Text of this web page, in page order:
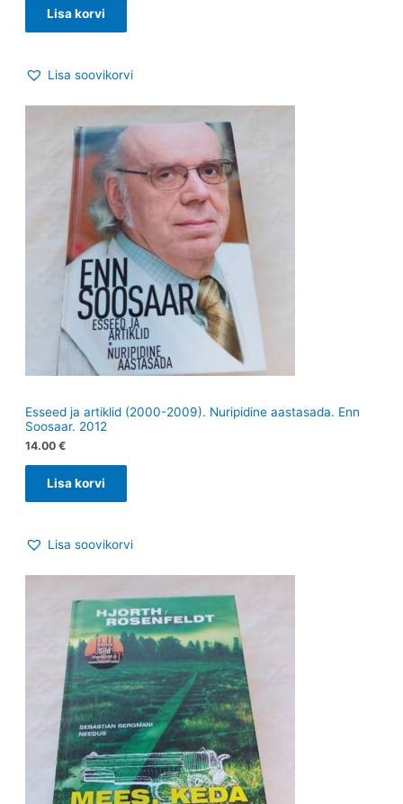
Lisa korvi
Lisa soovikorvi
Esseed ja artiklid (2000-2009). Nuripidine aastasada. Enn
Soosaar. 2012
14.00 €
Lisa korvi
Lisa soovikorvi